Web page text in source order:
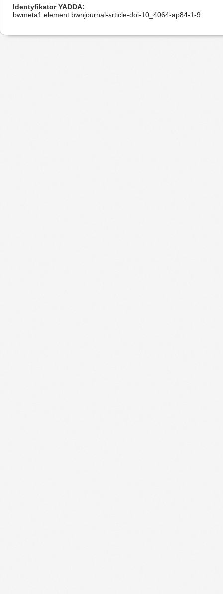
Identyfikator YADDA
bwmeta1.element.bwnjournal-article-doi-10_4064-ap84-1-9